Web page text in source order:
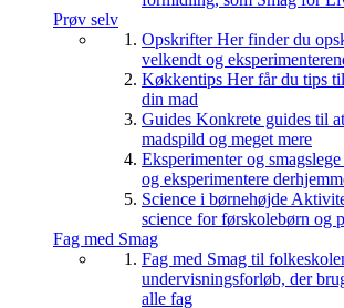
Prøv selv
OpskrifterHer finder du
velkendt og
Køkkentips Her får du tips
din mad
Guides Konkrete guides til
madspild og meget mere
Eksperimenter og smagslege
og eksperimentere
Science i børnehøjde
science for førskolebørn og
Fag med Smag
Fag med Smag til
undervisningsforløb, der
alle fag